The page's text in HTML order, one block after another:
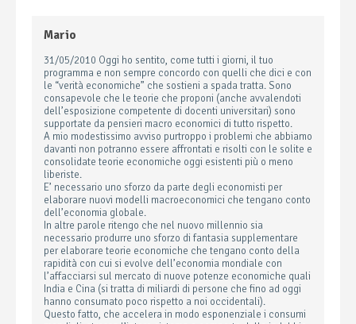
Mario
31/05/2010 Oggi ho sentito, come tutti i giorni, il tuo
programma e non sempre concordo con quelli che dici e con
le “verità economiche” che sostieni a spada tratta. Sono
consapevole che le teorie che proponi (anche avvalendoti
dell’esposizione competente di docenti universitari) sono
supportate da pensieri macro economici di tutto rispetto.
A mio modestissimo avviso purtroppo i problemi che abbiamo
davanti non potranno essere affrontati e risolti con le solite e
consolidate teorie economiche oggi esistenti più o meno
liberiste.
E’ necessario uno sforzo da parte degli economisti per
elaborare nuovi modelli macroeconomici che tengano conto
dell’economia globale.
In altre parole ritengo che nel nuovo millennio sia
necessario produrre uno sforzo di fantasia supplementare
per elaborare teorie economiche che tengano conto della
rapidità con cui si evolve dell’economia mondiale con
l’affacciarsi sul mercato di nuove potenze economiche quali
India e Cina (si tratta di miliardi di persone che fino ad oggi
hanno consumato poco rispetto a noi occidentali).
Questo fatto, che accelera in modo esponenziale i consumi